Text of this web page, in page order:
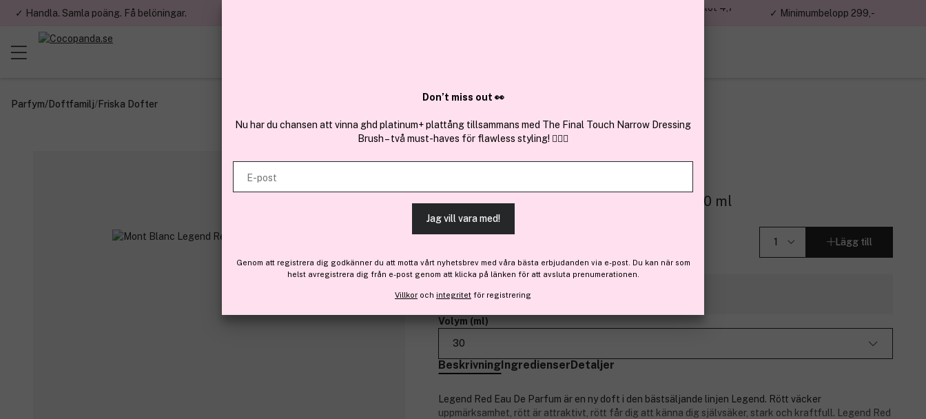
✓ Handla. Samla poäng. Få belöningar.
✓ Över 1,5 miljon kunder – Trustpilot 4,7
✓ Minimumbelopp 299,-
Parfym/Doftfamilj/Friska Dofter
Mont Blanc Legend Red Eau de Parfum 30 ml
Lägg till
Finns online
Volym (ml)
30
BeskrivningIngredienserDetaljer
Legend Red Eau De Parfum är en ny doft i den bästsäljande linjen Legend. Rött väcker
uppmärksamhet, rött är attraktivt, rött får dig att känna dig självsäker, stark och kraftfull. Legend Red
Don’t miss out 👀
Nu har du chansen att vinna ghd platinum+ plattång tillsammans med The Final Touch Narrow Dressing
Brush – två must-haves för flawless styling! 💇‍♀️✨
E-post
Jag vill vara med!
Genom att registrera dig godkänner du att motta vårt nyhetsbrev med våra bästa erbjudanden via e-post. Du kan när som
helst avregistrera dig från e-post genom att klicka på länken för att avsluta prenumerationen.
Villkor och integritet för registrering